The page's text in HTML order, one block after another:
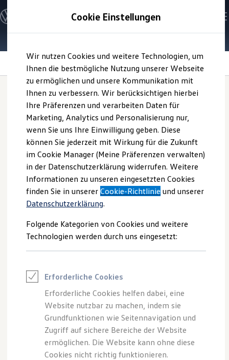
Hauptinhalt
springen
Footer
springen
Modelle und Konfigurator
Konfigurator
Modelle vergleichen
Elektroautos
ENERGY Sondermodelle
Nutzfahrzeuge
SUV und CUV
Familienautos
Kombis
Kompaktwagen
Sportwagen
Schnell verfügbare Fahrzeuge
Angebote und Produkte
Aktuelle Angebote
E-Auto-Förderung
Volkswagen Marktplatz
Die ENERGY Sondermodelle
Junge Gebrauchtwagen und Gebrauchtwagen
Volkswagen Zertifizierte Gebrauchtwagen
Elektromobilität bei Gebrauchtwagen
Saisonangebote
Reifenpakete
Leasing
Leasing-Angebote
Elektroauto Leasing
Kleinwagen-Leasing
Leasing ohne Anzahlung
Finanzierung
Autokredit mit Schlussrate
Versicherungen und Garantien
Kfz-Versicherung
Restschuldversicherungen
Garantien
Information
PowerSocket:Ihr ID. als
Stromlieferant
Sie sind unterwegs und benötigen spontan Strom für Ihre
Campingausrüstung oder zum Laden Ihres E-Bikes? Dann
verwandeln Sie Ihren vollelektrischen Volkswagenin eine
mobile Stromquelle. Denn dank innovativer V2L-Technolgie
(Vehicle to Load) können Sie mit diesem innovativen
Adapter den Strom direkt aus der Hochvoltbatterie Ihres ID.
gewinnen, um externe Geräte zu betreiben.
Vorteile
Cookie Einstellungen
Wir nutzen Cookies und weitere Technologien, um
Ihnen die bestmögliche Nutzung unserer Webseite
zu ermöglichen und unsere Kommunikation mit
Ihnen zu verbessern. Wir berücksichtigen hierbei
Ihre Präferenzen und verarbeiten Daten für
Marketing, Analytics und Personalisierung nur,
wenn Sie uns Ihre Einwilligung geben. Diese
können Sie jederzeit mit Wirkung für die Zukunft
im Cookie Manager (Meine Präferenzen verwalten)
in der Datenschutzerklärung widerrufen. Weitere
Informationen zu unseren eingesetzten Cookies
finden Sie in unsererCookie-Richtlinie und unserer
Datenschutzerklärung.
Folgende Kategorien von Cookies und weitere
Technologien werden durch uns eingesetzt:
Erforderliche Cookies
Erforderliche Cookies helfen dabei, eine
Website nutzbar zu machen, indem sie
Grundfunktionen wie Seitennavigation und
Zugriff auf sichere Bereiche der Website
ermöglichen. Die Website kann ohne diese
Cookies nicht richtig funktionieren.